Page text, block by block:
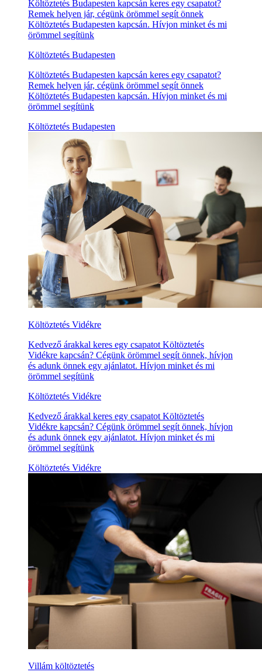
Költöztetés Budapesten kapcsán keres egy csapatot?
Remek helyen jár, cégünk örömmel segít önnek
Költöztetés Budapesten kapcsán. Hívjon minket és mi
örömmel segítünk
Költöztetés Budapesten
Költöztetés Budapesten kapcsán keres egy csapatot?
Remek helyen jár, cégünk örömmel segít önnek
Költöztetés Budapesten kapcsán. Hívjon minket és mi
örömmel segítünk
Költöztetés Budapesten
Költöztetés Vidékre
Kedvező árakkal keres egy csapatot Költöztetés
Vidékre kapcsán? Cégünk örömmel segít önnek, hívjon
és adunk önnek egy ajánlatot. Hívjon minket és mi
örömmel segítünk
Költöztetés Vidékre
Kedvező árakkal keres egy csapatot Költöztetés
Vidékre kapcsán? Cégünk örömmel segít önnek, hívjon
és adunk önnek egy ajánlatot. Hívjon minket és mi
örömmel segítünk
Költöztetés Vidékre
Villám költöztetés